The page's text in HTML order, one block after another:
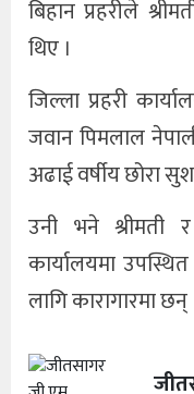
बिहान प्रहरीले
थिए ।
जिल्ला प्रहरी
जवान पिमलाल
अढाई वर्षीय छोरा
उनी भने श्रीमती
कार्यालयमा
लागि कारागारमा छन्